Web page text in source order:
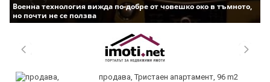
Военна технология вижда по-добре от човешко око в тъмното,
но почти не се ползва
продава, Тристаен апартамент, 96 m2